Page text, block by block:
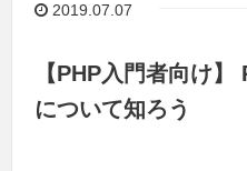
2019.07.07
【PHP入門者向け
について知ろう